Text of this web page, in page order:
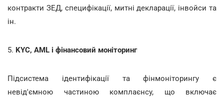
контракти ЗЕД, специфікації, митні декларації, інвойси та
ін.
5. KYC, AML і фінансовий моніторинг
Підсистема ідентифікації та фінмоніторингу є
невід'ємною частиною комплаєнсу, що включає